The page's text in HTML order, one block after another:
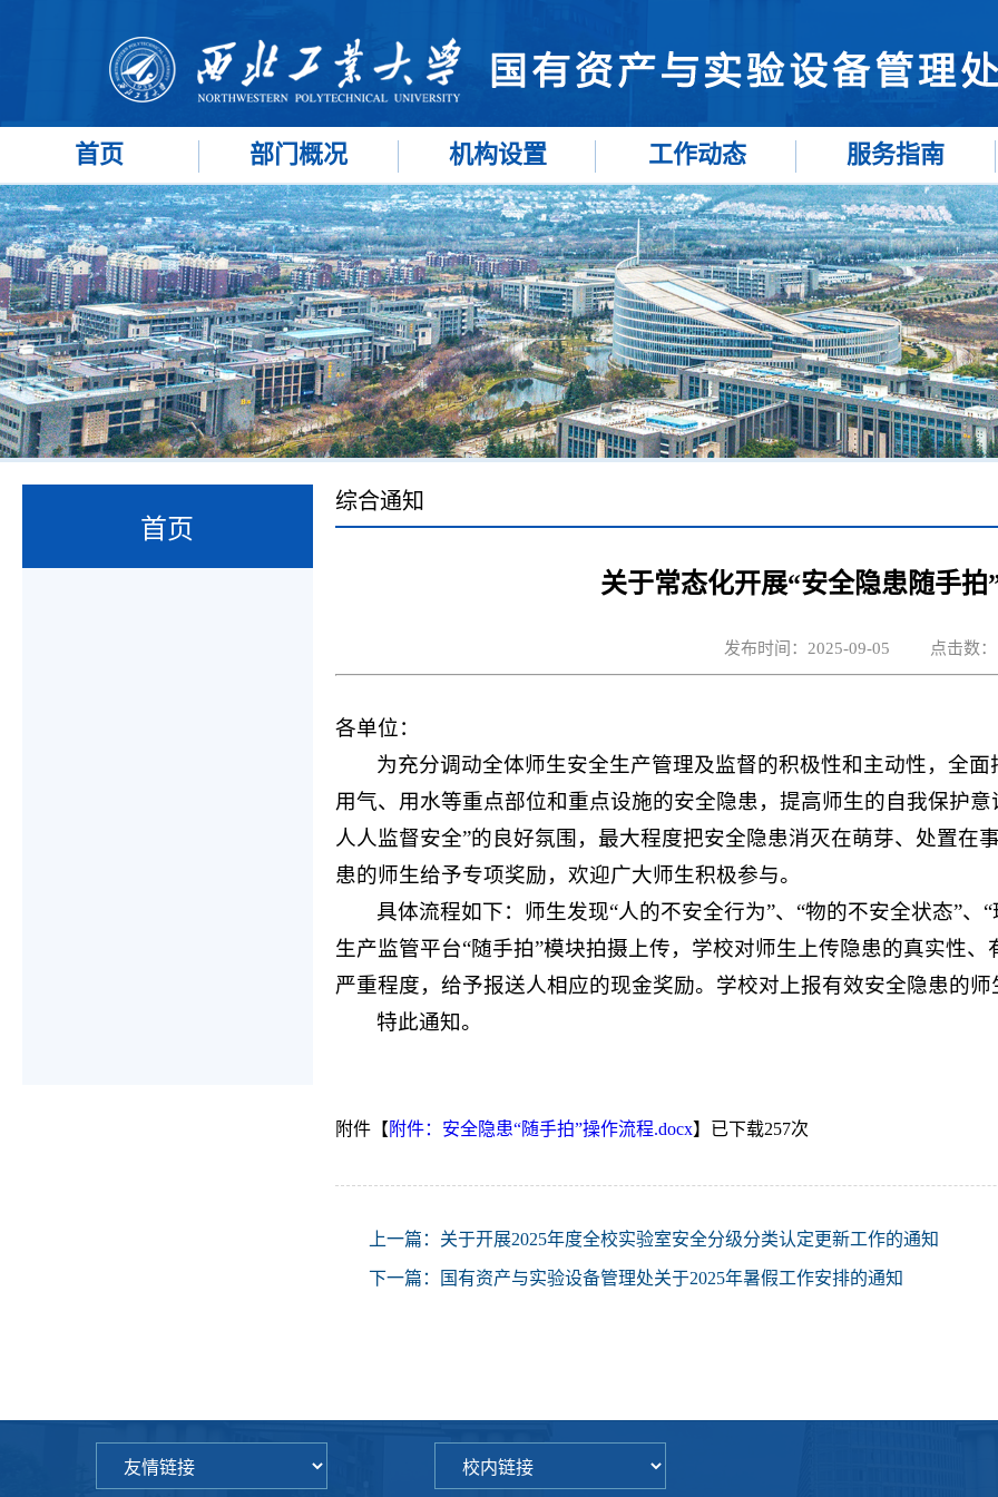
首页 部门概况 机构设置 工作动态 服务指南
首页
综合通知
关于常态化开展“安全隐患随手拍
发布时间：2025-09-05 点击数：
各单位：
为充分调动全体师生安全生产管理及监督的积极性和主动性，全
用气、用水等重点部位和重点设施的安全隐患，提高师生的自我保护
人人监督安全”的良好氛围，最大程度把安全隐患消灭在萌芽、处置在
患的师生给予专项奖励，欢迎广大师生积极参与。
具体流程如下：师生发现“人的不安全行为”、“物的不安全状态”
生产监管平台“随手拍”模块拍摄上传，学校对师生上传隐患的真实性
严重程度，给予报送人相应的现金奖励。学校对上报有效安全隐患的
特此通知。
附件【 附件：安全隐患“随手拍”操作流程.docx】已下载257次
上一篇： 关于开展2025年度全校实验室安全分级分类认定更新工作的通知
下一篇： 国有资产与实验设备管理处关于2025年暑假工作安排的通知